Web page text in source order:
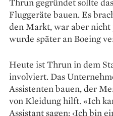
Fluggeräte bauen. Es
den Markt, war aber
wurde später an Boeing
Heute ist Thrun in dem
involviert. Das
Assistenten bauen, der
von Kleidung hilft. «Ich
Assistant sagen: ‹Ich bin